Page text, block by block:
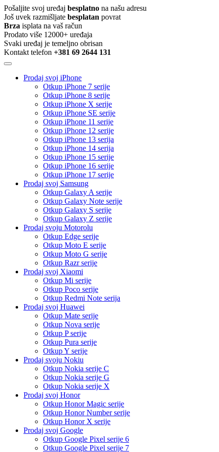
Pošaljite svoj uređaj besplatno na našu adresu
Još uvek razmišljate besplatan povrat
Brza isplata na vaš račun
Prodato više 12000+ uređaja
Svaki uređaj je temeljno obrisan
Kontakt telefon +381 69 2644 131
Prodaj svoj iPhone
Otkup iPhone 7 serije
Otkup iPhone 8 serije
Otkup iPhone X serije
Otkup iPhone SE serije
Otkup iPhone 11 serije
Otkup iPhone 12 serije
Otkup iPhone 13 serija
Otkup iPhone 14 serija
Otkup iPhone 15 serije
Otkup iPhone 16 serije
Otkup iPhone 17 serije
Prodaj svoj Samsung
Otkup Galaxy A serije
Otkup Galaxy Note serije
Otkup Galaxy S serije
Otkup Galaxy Z serije
Prodaj svoju Motorolu
Otkup Edge serije
Otkup Moto E serije
Otkup Moto G serije
Otkup Razr serije
Prodaj svoj Xiaomi
Otkup Mi serije
Otkup Poco serije
Otkup Redmi Note serija
Prodaj svoj Huawei
Otkup Mate serije
Otkup Nova serije
Otkup P serije
Otkup Pura serije
Otkup Y serije
Prodaj svoju Nokiu
Otkup Nokia serije C
Otkup Nokia serije G
Otkup Nokia serije X
Prodaj svoj Honor
Otkup Honor Magic serije
Otkup Honor Number serije
Otkup Honor X serije
Prodaj svoj Google
Otkup Google Pixel serije 6
Otkup Google Pixel serije 7